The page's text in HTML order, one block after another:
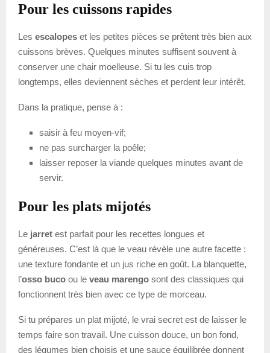
Pour les cuissons rapides
Les escalopes et les petites pièces se prêtent très bien aux
cuissons brèves. Quelques minutes suffisent souvent à
conserver une chair moelleuse. Si tu les cuis trop
longtemps, elles deviennent sèches et perdent leur intérêt.
Dans la pratique, pense à :
saisir à feu moyen-vif;
ne pas surcharger la poêle;
laisser reposer la viande quelques minutes avant de
servir.
Pour les plats mijotés
Le jarret est parfait pour les recettes longues et
généreuses. C’est là que le veau révèle une autre facette :
une texture fondante et un jus riche en goût. La blanquette,
l’osso buco ou le veau marengo sont des classiques qui
fonctionnent très bien avec ce type de morceau.
Si tu prépares un plat mijoté, le vrai secret est de laisser le
temps faire son travail. Une cuisson douce, un bon fond,
des légumes bien choisis et une sauce équilibrée donnent